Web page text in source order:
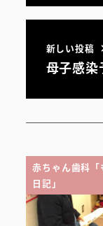
新しい投稿
母子感染
赤ちゃん歯科「
日記」